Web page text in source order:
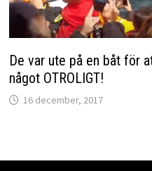
De var ute på en båt för
något OTROLIGT!
16 december, 2017